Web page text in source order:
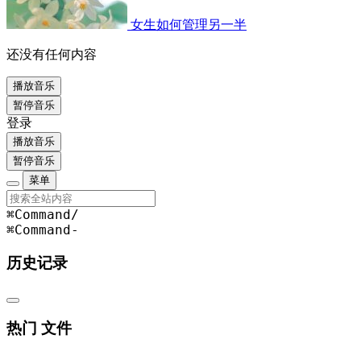
女生如何管理另一半
还没有任何内容
播放音乐
暂停音乐
登录
播放音乐
暂停音乐
菜单
⌘Command /
⌘Command -
历史记录
热门 文件